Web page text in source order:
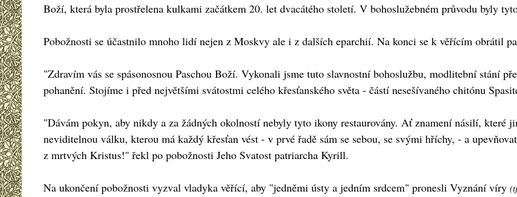
Boží, která byla prostřelena kulkami začátkem 20. let dvacátého století. V bohoslužebném průvodu byly
Pobožnosti se účastnilo mnoho lidí nejen z Moskvy ale i z dalších eparchií. Na konci se k věřícím obrátil
"Zdravím vás se spásonosnou Paschou Boží. Vykonali jsme tuto slavnostní bohoslužbu, modlitební stání
pohanění. Stojíme i před největšími svátostmi celého křesťanského světa - částí nesešívaného chitónu
"Dávám pokyn, aby nikdy a za žádných okolností nebyly tyto ikony restaurovány. Ať znamení násilí, které
neviditelnou válku, kterou má každý křesťan vést - v prvé řadě sám se sebou, se svými hříchy, - a
z mrtvých Kristus!" řekl po pobožnosti Jeho Svatost patriarcha Kyrill.
Na ukončení pobožnosti vyzval vladyka věřící, aby "jedněmi ústy a jedním srdcem" pronesli Vyznání víry